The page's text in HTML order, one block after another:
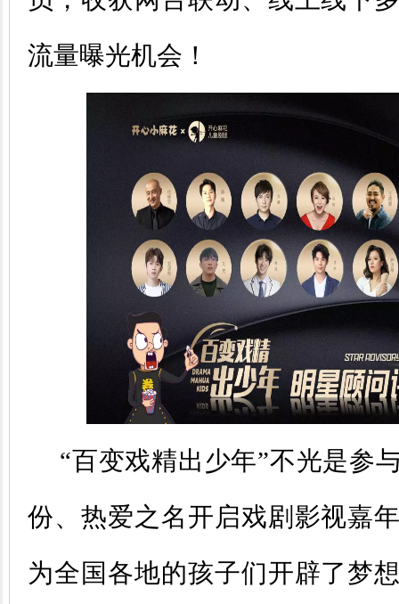
流量曝光机会！
“百变戏精出少年”不光是参
份、热爱之名开启戏剧影视嘉
为全国各地的孩子们开辟了梦